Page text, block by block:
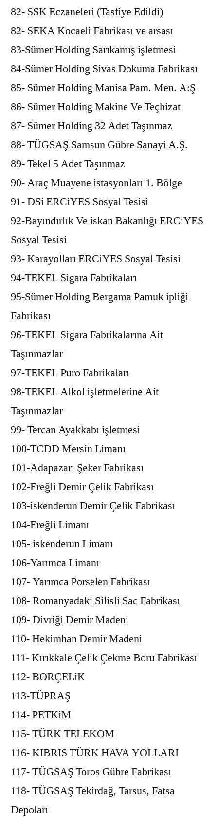
82- SSK Eczaneleri (Tasfiye Edildi)
82- SEKA Kocaeli Fabrikası ve arsası
83-Sümer Holding Sarıkamış işletmesi
84-Sümer Holding Sivas Dokuma Fabrikası
85- Sümer Holding Manisa Pam. Men. A:Ş
86- Sümer Holding Makine Ve Teçhizat
87- Sümer Holding 32 Adet Taşınmaz
88- TÜGSAŞ Samsun Gübre Sanayi A.Ş.
89- Tekel 5 Adet Taşınmaz
90- Araç Muayene istasyonları 1. Bölge
91- DSi ERCiYES Sosyal Tesisi
92-Bayındırlık Ve iskan Bakanlığı ERCiYES
Sosyal Tesisi
93- Karayolları ERCiYES Sosyal Tesisi
94-TEKEL Sigara Fabrikaları
95-Sümer Holding Bergama Pamuk ipliği
Fabrikası
96-TEKEL Sigara Fabrikalarına Ait
Taşınmazlar
97-TEKEL Puro Fabrikaları
98-TEKEL Alkol işletmelerine Ait
Taşınmazlar
99- Tercan Ayakkabı işletmesi
100-TCDD Mersin Limanı
101-Adapazarı Şeker Fabrikası
102-Ereğli Demir Çelik Fabrikası
103-iskenderun Demir Çelik Fabrikası
104-Ereğli Limanı
105- iskenderun Limanı
106-Yarımca Limanı
107- Yarımca Porselen Fabrikası
108- Romanyadaki Silisli Sac Fabrikası
109- Divriği Demir Madeni
110- Hekimhan Demir Madeni
111- Kırıkkale Çelik Çekme Boru Fabrikası
112- BORÇELiK
113-TÜPRAŞ
114- PETKiM
115- TÜRK TELEKOM
116- KIBRIS TÜRK HAVA YOLLARI
117- TÜGSAŞ Toros Gübre Fabrikası
118- TÜGSAŞ Tekirdağ, Tarsus, Fatsa
Depoları